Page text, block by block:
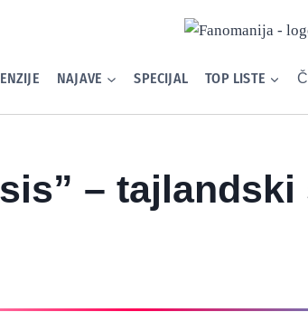
NAJAVE SPECIJAL TOP LISTE
–